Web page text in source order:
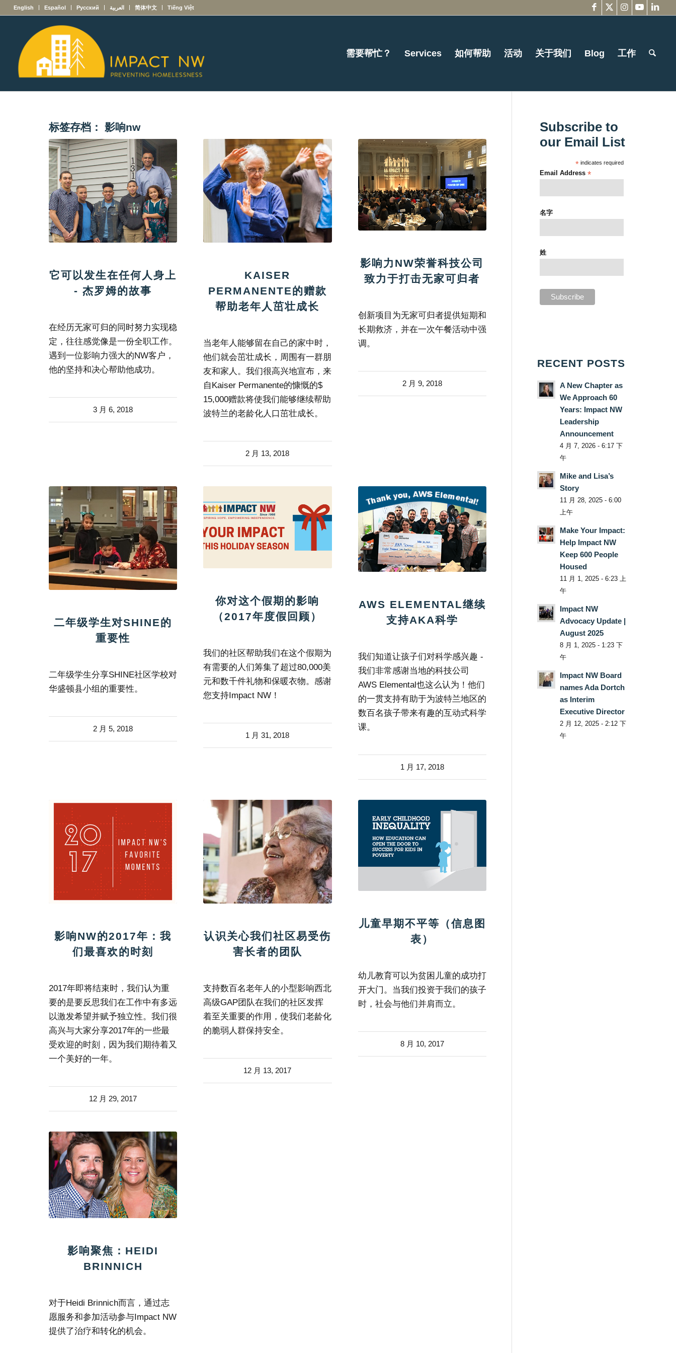
English Español Русский العربية 简体中文 Tiếng Việt
需要帮忙？ Services 如何帮助 活动 关于我们 Blog 工作
标签存档：影响nw
它可以发生在任何人身上
- 杰罗姆的故事
在经历无家可归的同时努力实现稳
定，往往感觉像是一份全职工作。
遇到一位影响力强大的NW客户，
他的坚持和决心帮助他成功。
3 月 6, 2018
KAISER
PERMANENTE的赠款
帮助老年人茁壮成长
当老年人能够留在自己的家中时，
他们就会茁壮成长，周围有一群朋
友和家人。我们很高兴地宣布，来
自Kaiser Permanente的慷慨的$
15,000赠款将使我们能够继续帮助
波特兰的老龄化人口茁壮成长。
2 月 13, 2018
影响力NW荣誉科技公司
致力于打击无家可归者
创新项目为无家可归者提供短期和
长期救济，并在一次午餐活动中强
调。
2 月 9, 2018
二年级学生对SHINE的
重要性
二年级学生分享SHINE社区学校对
华盛顿县小组的重要性。
2 月 5, 2018
你对这个假期的影响
（2017年度假回顾）
我们的社区帮助我们在这个假期为
有需要的人们筹集了超过80,000美
元和数千件礼物和保暖衣物。感谢
您支持Impact NW！
1 月 31, 2018
AWS ELEMENTAL继续
支持AKA科学
我们知道让孩子们对科学感兴趣 -
我们非常感谢当地的科技公司
AWS Elemental也这么认为！他们
的一贯支持有助于为波特兰地区的
数百名孩子带来有趣的互动式科学
课。
1 月 17, 2018
影响NW的2017年：我
们最喜欢的时刻
2017年即将结束时，我们认为重
要的是要反思我们在工作中有多远
以激发希望并赋予独立性。我们很
高兴与大家分享2017年的一些最
受欢迎的时刻，因为我们期待着又
一个美好的一年。
12 月 29, 2017
认识关心我们社区易受伤
害长者的团队
支持数百名老年人的小型影响西北
高级GAP团队在我们的社区发挥
着至关重要的作用，使我们老龄化
的脆弱人群保持安全。
12 月 13, 2017
儿童早期不平等（信息图
表）
幼儿教育可以为贫困儿童的成功打
开大门。当我们投资于我们的孩子
时，社会与他们并肩而立。
8 月 10, 2017
影响聚焦：HEIDI
BRINNICH
对于Heidi Brinnich而言，通过志
愿服务和参加活动参与Impact NW
提供了治疗和转化的机会。
Subscribe to
our Email List
* indicates required
Email Address*
名字
姓
RECENT POSTS
A New Chapter as
We Approach 60
Years: Impact NW
Leadership
Announcement
4 月 7, 2026 - 6:17 下
午
Mike and Lisa’s
Story
11 月 28, 2025 - 6:00
上午
Make Your Impact:
Help Impact NW
Keep 600 People
Housed
11 月 1, 2025 - 6:23 上
午
Impact NW
Advocacy Update |
August 2025
8 月 1, 2025 - 1:23 下
午
Impact NW Board
names Ada Dortch
as Interim
Executive Director
2 月 12, 2025 - 2:12 下
午